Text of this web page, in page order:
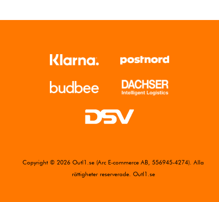
Copyright © 2026 Outl1.se (Arc E-commerce AB, 556945-4274). Alla
rättigheter reserverade. Outl1.se